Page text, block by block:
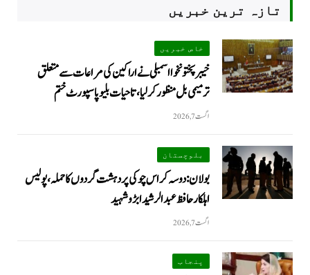
تازہ ترین خبریں
خاص خبریں
خیبرپختونخوا اسمبلی نے اراکین کی مراعات سے متعلق
ترمیمی بل منظور کر لیا، تاحیات بلیو پاسپورٹ ختم
اگست 7, 2026
بلوچستان
بولان: دوسہ کراس چوکی پر دہشت گردوں کا حملہ، پولیس
اہلکار حافظ عبدالرشید ابڑو شہید
اگست 7, 2026
پنجاب